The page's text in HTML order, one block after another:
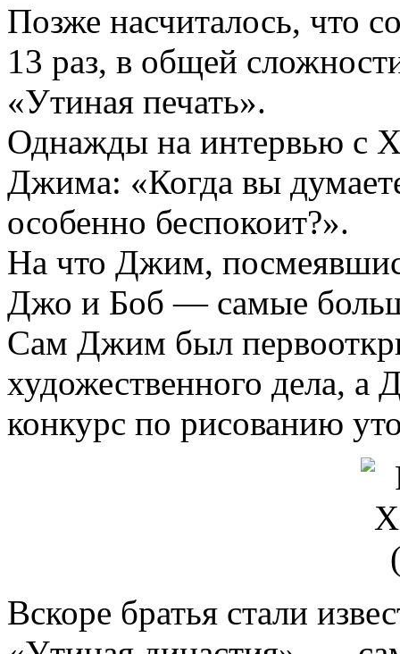
Позже насчиталось, что
13 раз, в общей
«Утиная печать».
Однажды на интервью с
Джима: «Когда вы
особенно беспокоит?».
На что Джим,
Джо и Боб — самые
Сам Джим был
художественного дела, а
конкурс по рисованию
Вскоре братья стали